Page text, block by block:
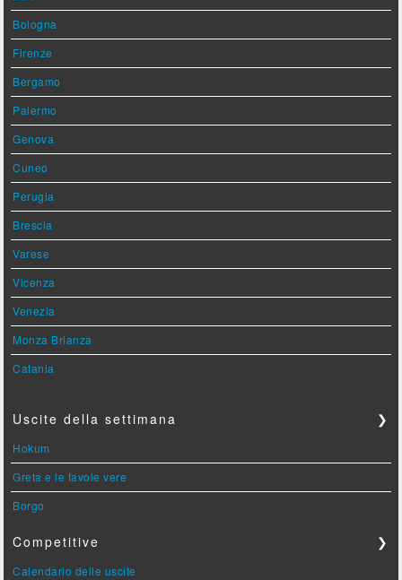
Bologna
Firenze
Bergamo
Palermo
Genova
Cuneo
Perugia
Brescia
Varese
Vicenza
Venezia
Monza Brianza
Catania
Uscite della settimana ❯
Hokum
Greta e le favole vere
Borgo
Competitive ❯
Calendario delle uscite